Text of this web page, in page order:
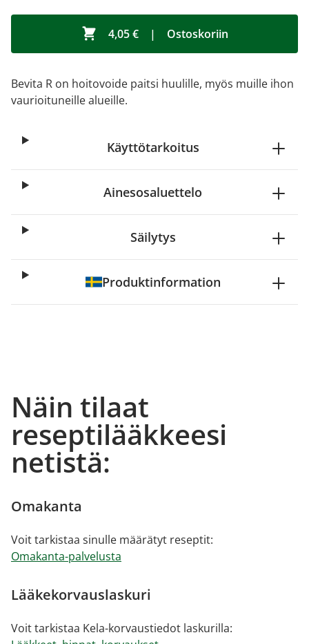
4,05 € | Ostoskoriin
Bevita R on hoitovoide paitsi huulille, myös muille ihon
vaurioituneille alueille.
Käyttötarkoitus
Ainesosaluettelo
Säilytys
Produktinformation
Näin tilaat
reseptilääkkeesi
netistä:
Omakanta
Voit tarkistaa sinulle määrätyt reseptit:
Omakanta-palvelusta
Lääkekorvauslaskuri
Voit tarkistaa Kela-korvaustiedot laskurilla: